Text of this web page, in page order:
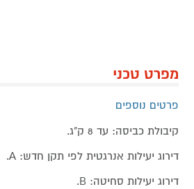
מפרט טכני
פרטים נוספים
קיבולת כביסה: עד 8 ק"ג.
דירוג יעילות אנרגטית לפי תקן חדש: A.
דירוג יעילות סחיטה: B.